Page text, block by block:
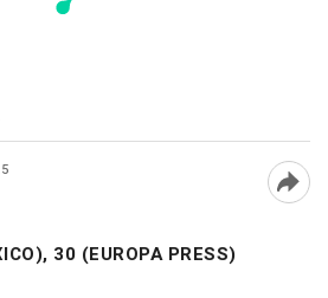
30 (EUROPA PRESS)